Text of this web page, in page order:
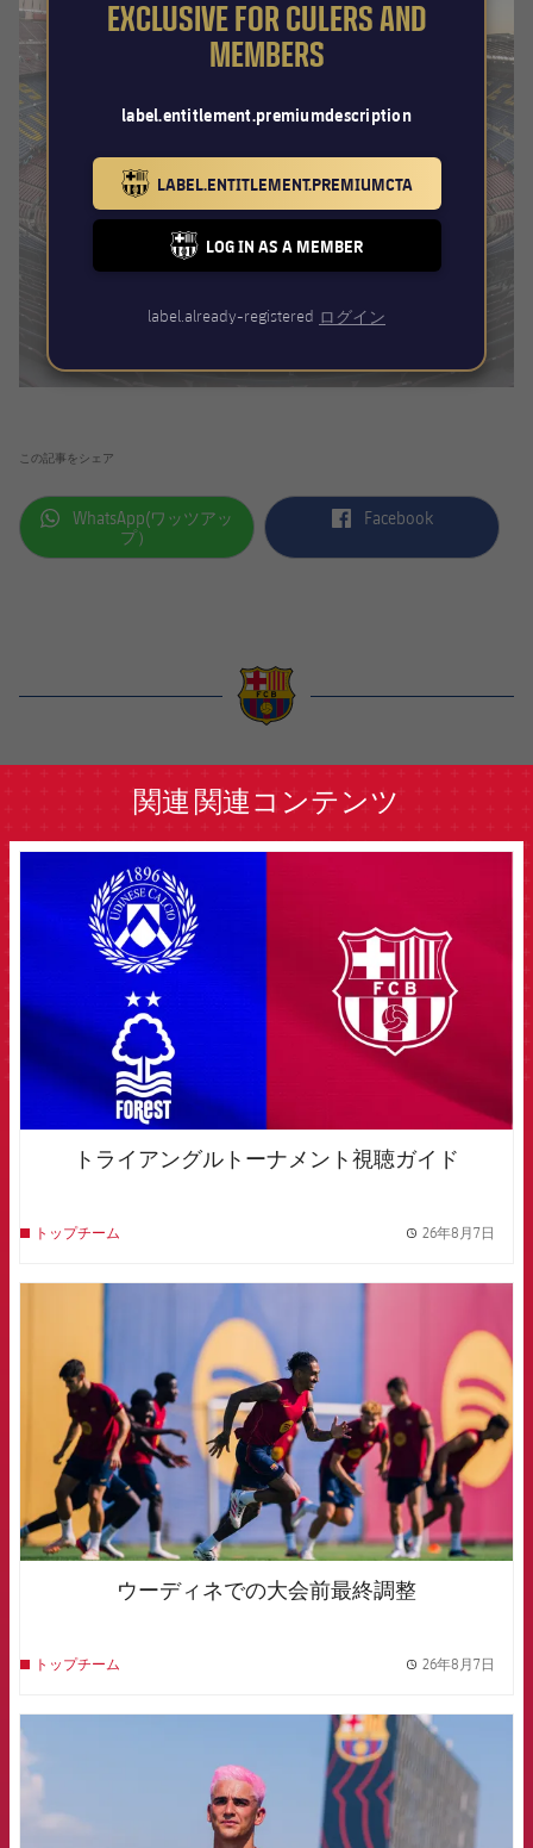
EXCLUSIVE FOR CULERS AND
MEMBERS
label.entitlement.premiumdescription
BARCELONA BADGE GOLD
LABEL.ENTITLEMENT.PREMIUMCTA
FC BARCELONA CLUB BADGE
LOG IN AS A MEMBER
label.already-registered ログイン
この記事をシェア
label.aria.whatsapp
WhatsApp(ワッツアッ
プ）
label.aria.facebook
Facebook
関連 関連コンテンツ
トライアングルトーナメント視聴ガイド
トップチーム 26年8月7日
ウーディネでの大会前最終調整
トップチーム 26年8月7日
FCB Barcelona badge